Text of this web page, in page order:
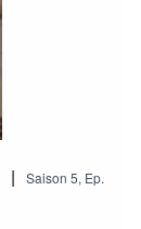
| Saison 5, Ep.